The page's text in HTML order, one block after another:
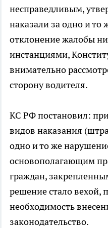
несправедливым,
наказали за одно и то
отклонение жалобы
инстанциями,
внимательно
сторону водителя.
КС РФ постановил:
видов наказания
одно и то же
основополагающим
граждан,
решение стало вехой,
необходимость
законодательство.